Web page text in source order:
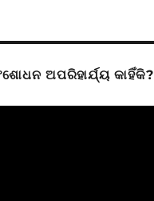
ଅପରିହାର୍ଯ୍ୟ କାହିଁକି?